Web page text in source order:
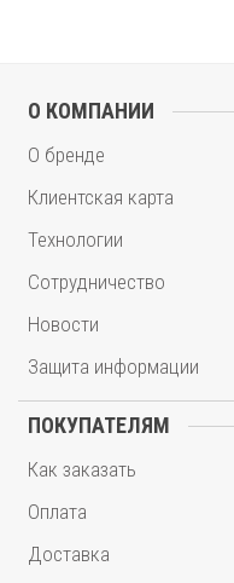
О КОМПАНИИ
О бренде
Клиентская карта
Технологии
Сотрудничество
Новости
Защита информации
ПОКУПАТЕЛЯМ
Как заказать
Оплата
Доставка